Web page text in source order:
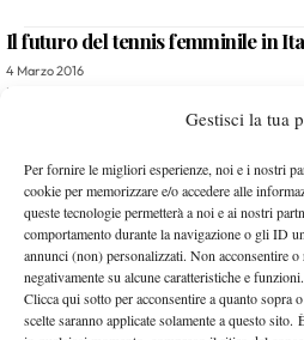
Gestisci la tua
Per fornire le migliori esperienze, noi e i nostri
cookie per memorizzare e/o accedere alle
queste tecnologie permetterà a noi e ai nostri
comportamento durante la navigazione o gli ID
annunci (non) personalizzati. Non acconsentire
negativamente su alcune caratteristiche e funzioni.
Clicca qui sotto per acconsentire a quanto sopra
scelte saranno applicate solamente a questo
Il futuro del tennis femminile in
4 Marzo 2016
By
Tennis Europe: Exploit Maffei,
12 Gennaio 2015
Salvatore Petrillo
ITF Under 18: Brillano Berrettini e
15 Luglio 2014
Francesco Libonati